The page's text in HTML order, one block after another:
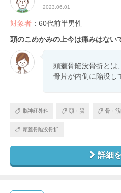
2023.06.01
対象者 ：60代前半男性
頭のこめかみの上今は痛みはない
頭蓋骨陥没骨折とは
骨片が内側に陥没し
脳神経外科 頭・脳 骨・
頭蓋骨陥没骨折
詳細